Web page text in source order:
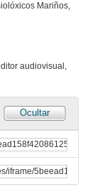
Mariños,
audiovisual,
Ocultar
Response of bacterioplankton to anthropogenic nutrient enrichment in a dynamical coastal system: Ría de Vigo
Questions. Response of bacterioplankton to anthropogenic nutrient enrichment in a dynamical coastal system: Ría de Vigo